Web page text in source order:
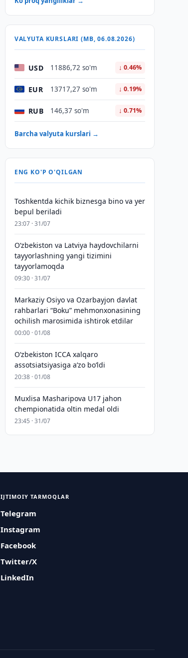
VALYUTA KURSLARI (MB, 06.08.2026)
USD 11886,72 so'm ↓ 0.46%
EUR 13717,27 so'm ↓ 0.19%
RUB 146,37 so'm ↓ 0.71%
Barcha valyuta kurslari →
ENG KO'P O'QILGAN
Toshkentda kichik biznesga bino va yer
bepul beriladi
23:07 · 31/07
Oʻzbekiston va Latviya haydovchilarni
tayyorlashning yangi tizimini
tayyorlamoqda
09:30 · 31/07
Markaziy Osiyo va Ozarbayjon davlat
rahbarlari “Boku” mehmonxonasining
ochilish marosimida ishtirok etdilar
00:00 · 01/08
O‘zbekiston ICCA xalqaro
assotsiatsiyasiga aʼzo bo‘ldi
20:38 · 01/08
Muxlisa Masharipova U17 jahon
chempionatida oltin medal oldi
23:45 · 31/07
IJTIMOIY TARMOQLAR
Telegram
Instagram
Facebook
Twitter/X
LinkedIn